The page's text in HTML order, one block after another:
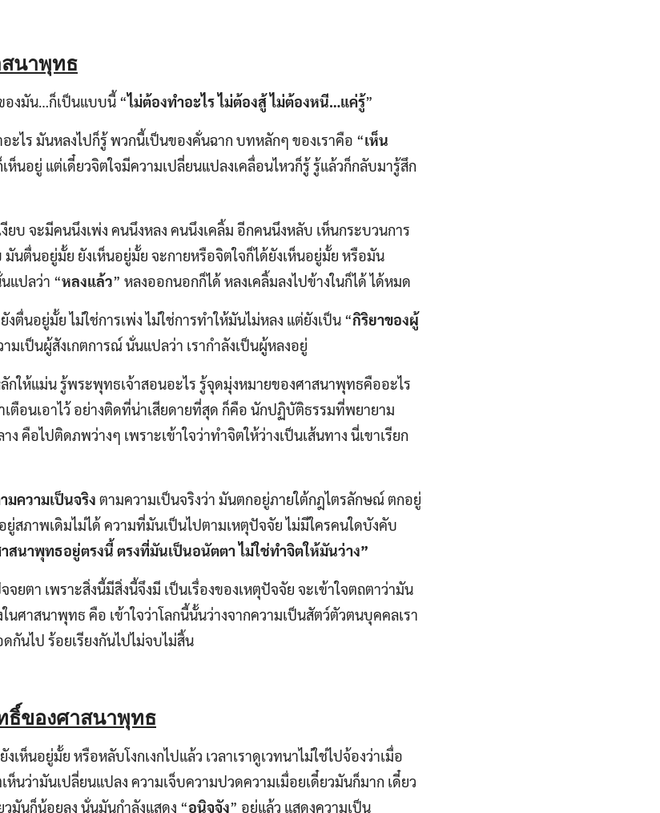
สนาพุทธ
องมัน…ก็เป็นแบบนี้ “ไม่ต้องทำอะไร ไม่ต้องสู้ ไม่ต้องหนี…แค่รู้”
ะไร มันหลงไปก็รู้ พวกนี้เป็นของคั่นฉาก บทหลักๆ ของเราคือ “เห็น
ห็นอยู่ แต่เดี๋ยวจิตใจมีความเปลี่ยนแปลงเคลื่อนไหวก็รู้ รู้แล้วก็กลับมารู้สึก
งียบ จะมีคนนึงเพ่ง คนนึงหลง คนนึงเคลิ้ม อีกคนนึงหลับ เห็นกระบวนการ
มันตื่นอยู่มั้ย ยังเห็นอยู่มั้ย จะกายหรือจิตใจก็ได้ยังเห็นอยู่มั้ย หรือมัน
แปลว่า “หลงแล้ว” หลงออกนอกก็ได้ หลงเคลิ้มลงไปข้างในก็ได้ ได้หมด
ตื่นอยู่มั้ย ไม่ใช่การเพ่ง ไม่ใช่การทำให้มันไม่หลง แต่ยังเป็น “กิริยาของผู้
มเป็นผู้สังเกตการณ์ นั่นแปลว่า เรากำลังเป็นผู้หลงอยู่
ให้แม่น รู้พระพุทธเจ้าสอนอะไร รู้จุดมุ่งหมายของศาสนาพุทธคืออะไร
เตือนเอาไว้ อย่างติดที่น่าเสียดายที่สุด ก็คือ นักปฏิบัติธรรมที่พยายาม
คือไปติดภพว่างๆ เพราะเข้าใจว่าทำจิตให้ว่างเป็นเส้นทาง นี่เขาเรียก
ความเป็นจริง ตามความเป็นจริงว่า มันตกอยู่ภายใต้กฎไตรลักษณ์ ตกอยู่
ยู่สภาพเดิมไม่ได้ ความที่มันเป็นไปตามเหตุปัจจัย ไม่มีใครคนใดบังคับ
าสนาพุทธอยู่ตรงนี้ ตรงที่มันเป็นอนัตตา ไม่ใช่ทำจิตให้มันว่าง”
ยตา เพราะสิ่งนี้มีสิ่งนี้จึงมี เป็นเรื่องของเหตุปัจจัย จะเข้าใจตถตาว่ามัน
ในศาสนาพุทธ คือ เข้าใจว่าโลกนี้นั้นว่างจากความเป็นสัตว์ตัวตนบุคคลเรา
กันไป ร้อยเรียงกันไปไม่จบไม่สิ้น
ธิ์ของศาสนาพุทธ
ห็นอยู่มั้ย หรือหลับโงกเงกไปแล้ว เวลาเราดูเวทนาไม่ใช่ไปจ้องว่าเมื่อ
ห็นว่ามันเปลี่ยนแปลง ความเจ็บความปวดความเมื่อยเดี๋ยวมันก็มาก เดี๋ยว
มันก็น้อยลง นั่นมันกำลังแสดง “อนิจจัง” อยู่แล้ว แสดงความเป็น